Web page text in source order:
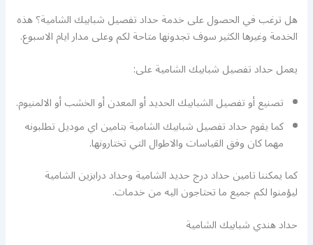
هل ترغب في الحصول على خدمة حداد تفصيل شبابيك الشامية؟ هذه
الخدمة وغيرها الكثير سوف تجدونها متاحة لكم وعلى مدار ايام الاسبوع.
يعمل حداد تفصيل شبابيك الشامية على:
تصنيع أو تفصيل الشبابيك الحديد أو المعدن أو الخشب أو الالمنيوم.
كما يقوم حداد تفصيل شبابيك الشامية بتامين اي موديل تطلبونه
مهما كان وفق القياسات والاطوال التي تختارونها.
كما يمكننا تامين حداد درج حديد الشامية وحداد درابزين الشامية
ليؤمنوا لكم جميع ما تحتاجون اليه من خدمات.
حداد هندي شبابيك الشامية